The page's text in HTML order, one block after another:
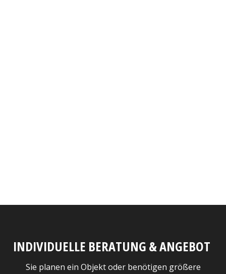
INDIVIDUELLE BERATUNG & ANGEBOT
Sie planen ein Objekt oder benötigen größere